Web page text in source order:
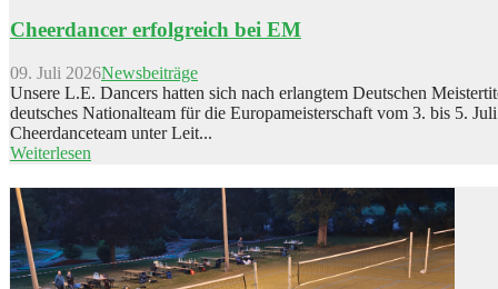
Cheerdancer erfolgreich bei EM
09. Juli 2026Newsbeiträge
Unsere L.E. Dancers hatten sich nach erlangtem Deutschen
deutsches Nationalteam für die Europameisterschaft vom 3. bis 5.
Cheerdanceteam unter Leit...
Weiterlesen